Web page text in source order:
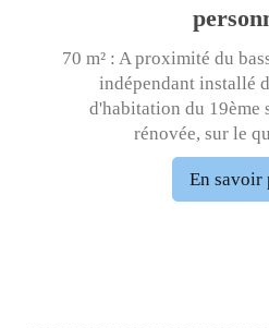
70 m² : A proximité du
indépendant installé
d'habitation du 19ème
rénovée, sur le
En savoir